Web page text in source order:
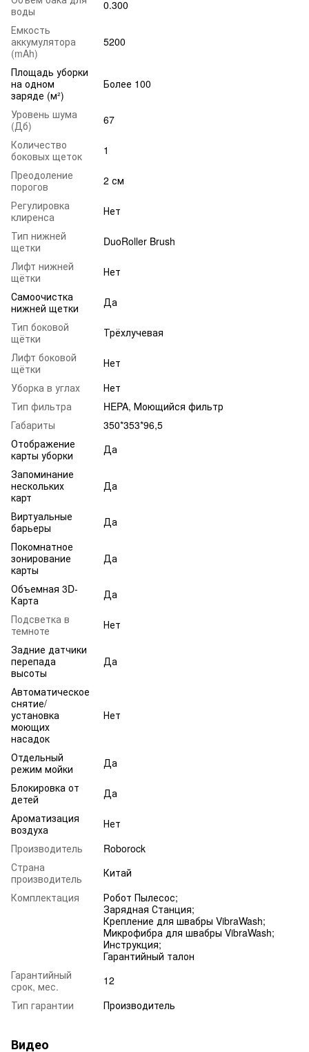
воды
0.300
Емкость
аккумулятора
(mAh)
5200
Площадь уборки
на одном
заряде (м²)
Более 100
Уровень шума
(Дб)
67
Количество
боковых щеток
1
Преодоление
порогов
2 см
Регулировка
клиренса
Нет
Тип нижней
щетки
DuoRoller Brush
Лифт нижней
щётки
Нет
Самоочистка
нижней щетки
Да
Тип боковой
щётки
Трёхлучевая
Лифт боковой
щётки
Нет
Уборка в углах
Нет
Тип фильтра
HEPA, Моющийся фильтр
Габариты
350*353*96,5
Отображение
карты уборки
Да
Запоминание
нескольких
карт
Да
Виртуальные
барьеры
Да
Покомнатное
зонирование
карты
Да
Объемная 3D-
Карта
Да
Подсветка в
темноте
Нет
Задние датчики
перепада
высоты
Да
Автоматическое
снятие/
установка
моющих
насадок
Нет
Отдельный
режим мойки
Да
Блокировка от
детей
Да
Ароматизация
воздуха
Нет
Производитель
Roborock
Страна
производитель
Китай
Комплектация
Робот Пылесос;
Зарядная Станция;
Крепление для швабры VibraWash;
Микрофибра для швабры VibraWash;
Инструкция;
Гарантийный талон
Гарантийный
срок, мес.
12
Тип гарантии
Производитель
Видео